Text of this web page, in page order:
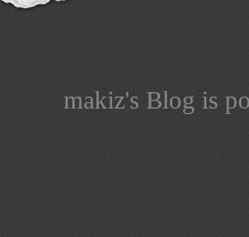
makiz's Blog is